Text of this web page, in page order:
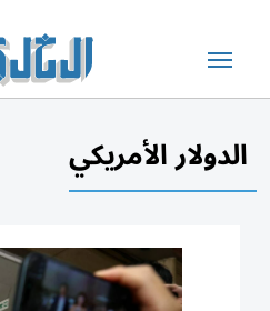
الدولار الأمريكي